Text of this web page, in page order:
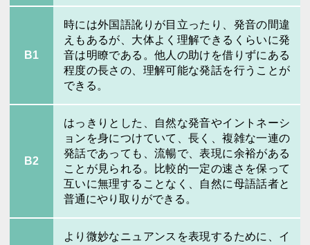
B1
時には外国語訛りが目立ったり、発音の間違
えもあるが、大体よく理解できるくらいに発
音は明瞭である。他人の助けを借りずにある
程度の長さの、理解可能な発話を行うことが
できる。
B2
はっきりとした、自然な発音やイントネーシ
ョンを身につけていて、長く、複雑な一連の
発話であっても、流暢で、表現に余裕がある
ことが見られる。比較的一定の速さを保って
互いに無理することなく、自然に母語話者と
普通にやり取りができる。
より微妙なニュアンスを表現するために、イ